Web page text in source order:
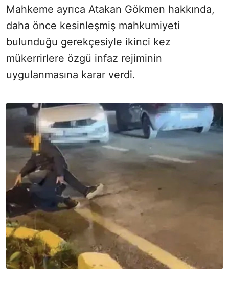
Mahkeme ayrıca Atakan Gökmen hakkında,
daha önce kesinleşmiş mahkumiyeti
bulunduğu gerekçesiyle ikinci kez
mükerrirlere özgü infaz rejiminin
uygulanmasına karar verdi.